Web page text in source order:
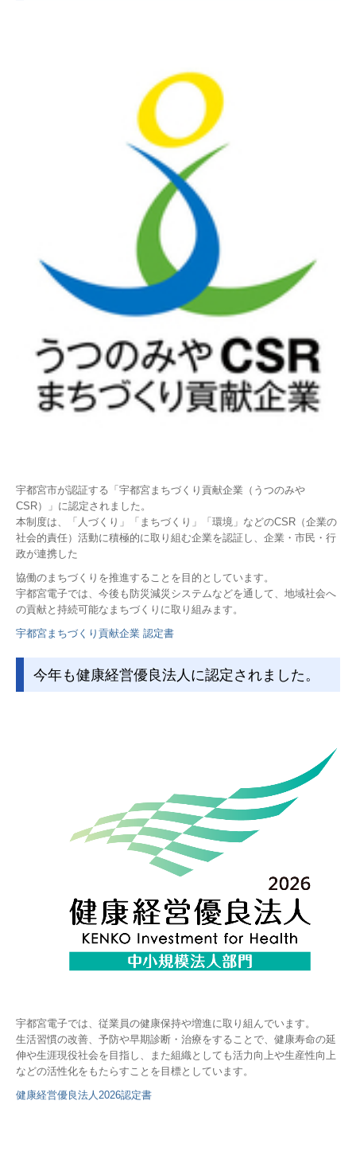
宇都宮市が認証する「宇都宮まちづくり貢献企業（うつのみや
CSR）」に認定されました。
本制度は、「人づくり」「まちづくり」「環境」などのCSR（企業の
社会的責任）活動に積極的に取り組む企業を認証し、企業・市民・行
政が連携した
協働のまちづくりを推進することを目的としています。
宇都宮電子では、今後も防災減災システムなどを通して、地域社会へ
の貢献と持続可能なまちづくりに取り組みます。
宇都宮まちづくり貢献企業 認定書
今年も健康経営優良法人に認定されました。
宇都宮電子では、従業員の健康保持や増進に取り組んでいます。
生活習慣の改善、予防や早期診断・治療をすることで、健康寿命の延
伸や生涯現役社会を目指し、また組織としても活力向上や生産性向上
などの活性化を もたらすことを目標としています。
健康経営優良法人2026認定書